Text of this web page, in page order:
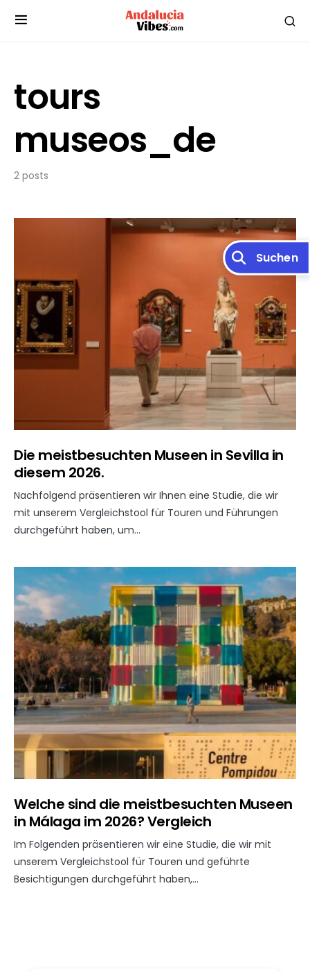
tours
museos_de
2 posts
Die meistbesuchten Museen in Sevilla in
diesem 2026.
Nachfolgend präsentieren wir Ihnen eine Studie, die wir
mit unserem Vergleichstool für Touren und Führungen
durchgeführt haben, um…
Welche sind die meistbesuchten Museen
in Málaga im 2026? Vergleich
Im Folgenden präsentieren wir eine Studie, die wir mit
unserem Vergleichstool für Touren und geführte
Besichtigungen durchgeführt haben,…
Suchen